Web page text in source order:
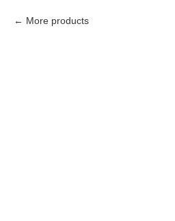
More products